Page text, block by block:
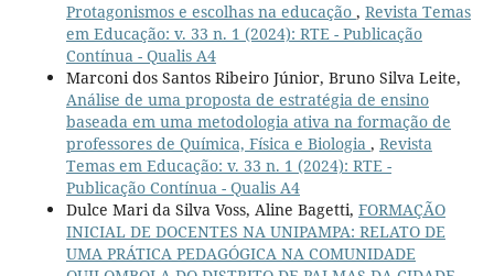
Protagonismos e escolhas na educação , Revista Temas
em Educação: v. 33 n. 1 (2024): RTE - Publicação
Contínua - Qualis A4
Marconi dos Santos Ribeiro Júnior, Bruno Silva Leite,
Análise de uma proposta de estratégia de ensino
baseada em uma metodologia ativa na formação de
professores de Química, Física e Biologia , Revista
Temas em Educação: v. 33 n. 1 (2024): RTE -
Publicação Contínua - Qualis A4
Dulce Mari da Silva Voss, Aline Bagetti, FORMAÇÃO
INICIAL DE DOCENTES NA UNIPAMPA: RELATO DE
UMA PRÁTICA PEDAGÓGICA NA COMUNIDADE